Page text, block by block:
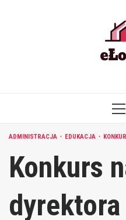
ADMINISTRACJA EDUKACJA
Konkurs